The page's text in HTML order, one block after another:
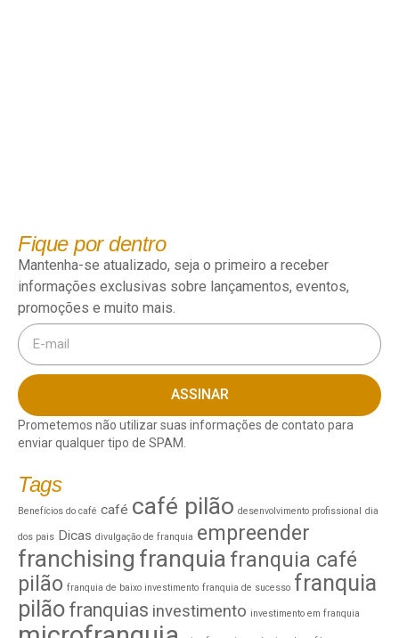
Fique por dentro
Mantenha-se atualizado, seja o primeiro a receber
informações exclusivas sobre lançamentos, eventos,
promoções e muito mais.
ASSINAR
Prometemos não utilizar suas informações de contato para
enviar qualquer tipo de SPAM.
Tags
Benefícios do café café café pilão desenvolvimento profissional dia
dos pais Dicas divulgação de franquia empreender
franchising franquia franquia café
pilão franquia de baixo investimento franquia de sucesso franquia
pilão franquias investimento investimento em franquia